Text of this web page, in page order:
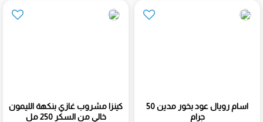
اسام رويال عود بخور مدين 50
جرام
كينزا مشروب غازي بنكهة الليمون
خالي من السكر 250 مل